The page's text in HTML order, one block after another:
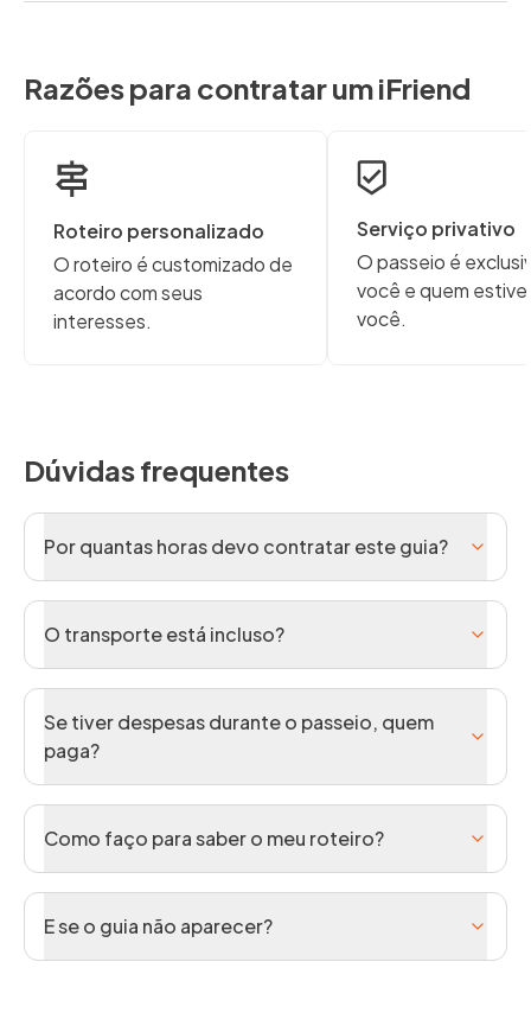
Razões para contratar um iFriend
Roteiro personalizado
O roteiro é customizado de
acordo com seus
interesses.
Serviço privativo
O passeio é
você e quem
você.
Dúvidas frequentes
Por quantas horas devo contratar este guia?
O transporte está incluso?
Se tiver despesas durante o passeio, quem
paga?
Como faço para saber o meu roteiro?
E se o guia não aparecer?